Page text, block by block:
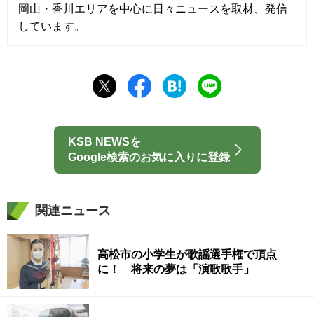
岡山・香川エリアを中心に日々ニュースを取材、発信
しています。
KSB NEWSを
Google検索のお気に入りに登録
関連ニュース
高松市の小学生が歌謡選手権で頂点
に！ 将来の夢は「演歌歌手」